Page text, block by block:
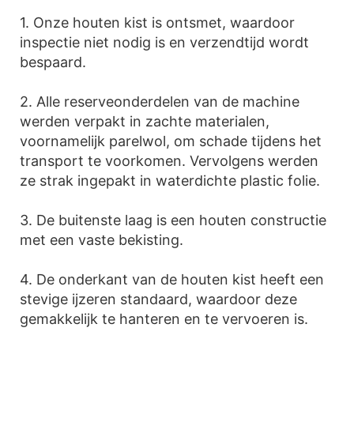
1. Onze houten kist is ontsmet, waardoor
inspectie niet nodig is en verzendtijd wordt
bespaard.
2. Alle reserveonderdelen van de machine
werden verpakt in zachte materialen,
voornamelijk parelwol, om schade tijdens het
transport te voorkomen. Vervolgens werden
ze strak ingepakt in waterdichte plastic folie.
3. De buitenste laag is een houten constructie
met een vaste bekisting.
4. De onderkant van de houten kist heeft een
stevige ijzeren standaard, waardoor deze
gemakkelijk te hanteren en te vervoeren is.